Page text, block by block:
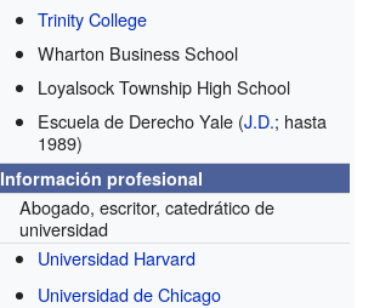
Trinity College
Wharton Business School
Loyalsock Township High School
Escuela de Derecho Yale (J.D.; hasta
1989)
Información profesional
Abogado, escritor, catedrático de
universidad
Universidad Harvard
Universidad de Chicago